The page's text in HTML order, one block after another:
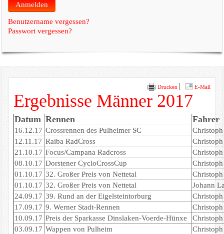
Anmelden
Benutzername vergessen?
Passwort vergessen?
Drucken E-Mail
Ergebnisse Männer 2017
Datum Rennen Fahrer
16.12.17 Crossrennen des Pulheimer SC
12.11.17 Raiba RadCross
21.10.17 Focus/Campana Radcross
08.10.17 Dorstener CycloCrossCup
01.10.17 32. Großer Preis von Nettetal
01.10.17 32. Großer Preis von Nettetal
Johann
24.09.17 39. Rund an der Eigelsteintorburg
17.09.17 9. Werner Stadt-Rennen
10.09.17 Preis der Sparkasse Dinslaken-Voerde-Hünxe
03.09.17 Wappen von Pulheim